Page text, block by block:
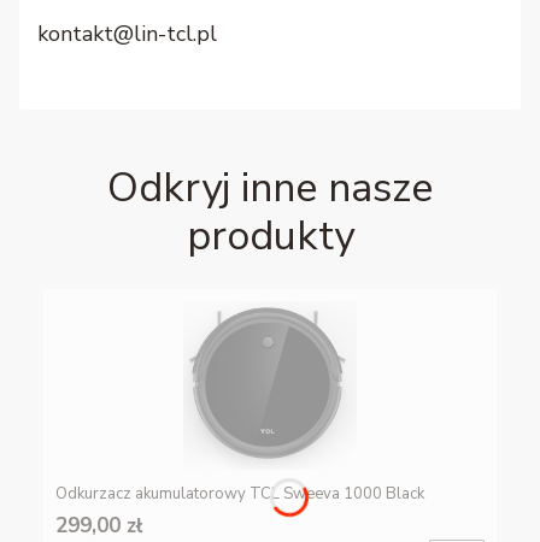
kontakt@lin-tcl.pl
Odkryj inne nasze
produkty
Odkurzacz akumulatorowy TCL Sweeva 1000 Black
299,00 zł